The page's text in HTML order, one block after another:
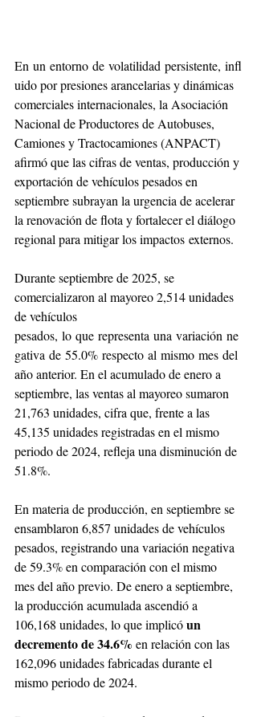
En un entorno de volatilidad persistente, infl
uido por presiones arancelarias y dinámicas
comerciales internacionales, la Asociación
Nacional de Productores de Autobuses,
Camiones y Tractocamiones (ANPACT)
afirmó que las cifras de ventas, producción y
exportación de vehículos pesados en
septiembre subrayan la urgencia de acelerar
la renovación de flota y fortalecer el diálogo
regional para mitigar los impactos externos.
Durante septiembre de 2025, se
comercializaron al mayoreo 2,514 unidades
de vehículos
pesados, lo que representa una variación ne
gativa de 55.0% respecto al mismo mes del
año anterior. En el acumulado de enero a
septiembre, las ventas al mayoreo sumaron
21,763 unidades, cifra que, frente a las
45,135 unidades registradas en el mismo
periodo de 2024, refleja una disminución de
51.8%.
En materia de producción, en septiembre se
ensamblaron 6,857 unidades de vehículos
pesados, registrando una variación negativa
de 59.3% en comparación con el mismo
mes del año previo. De enero a septiembre,
la producción acumulada ascendió a
106,168 unidades, lo que implicó un
decremento de 34.6% en relación con las
162,096 unidades fabricadas durante el
mismo periodo de 2024.